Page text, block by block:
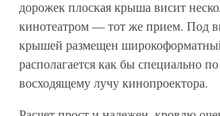
дорожек плоская крыша висит
кинотеатром — тот же прием. Под
крышей размещен
располагается как бы специально
восходящему лучу кинопроектора.